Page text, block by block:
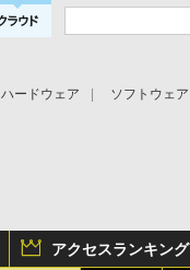
ハードウェア
ソフトウェア
アクセスランキング